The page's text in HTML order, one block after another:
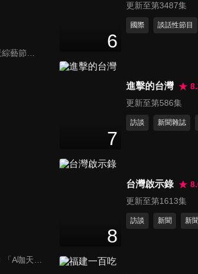
最有Fu的主持組合：「A咖天王」徐乃麟+「好神天心」朱芯儀+「真理大學校花」洪棠+「台大獸醫碩士」LYDIA。遊戲的層層關卡，來賓必須要和主持人比反應，比記憶，比機智，比膽識，幸運女神的眷顧與遠離永遠都是個未知數！
第76
第77
47
第79
分鐘
6
更新至第3487集
國際 談話性節目
7
進擊的台灣
更新至第586集
訪談 新聞雜誌
8
台灣啟示錄
更新至第1613集
訪談 新聞 新